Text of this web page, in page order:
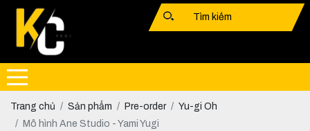
Trang chủ Sản phẩm Pre-order
Yu-gi Oh
Mô hình Ane Studio - Yami Yugi